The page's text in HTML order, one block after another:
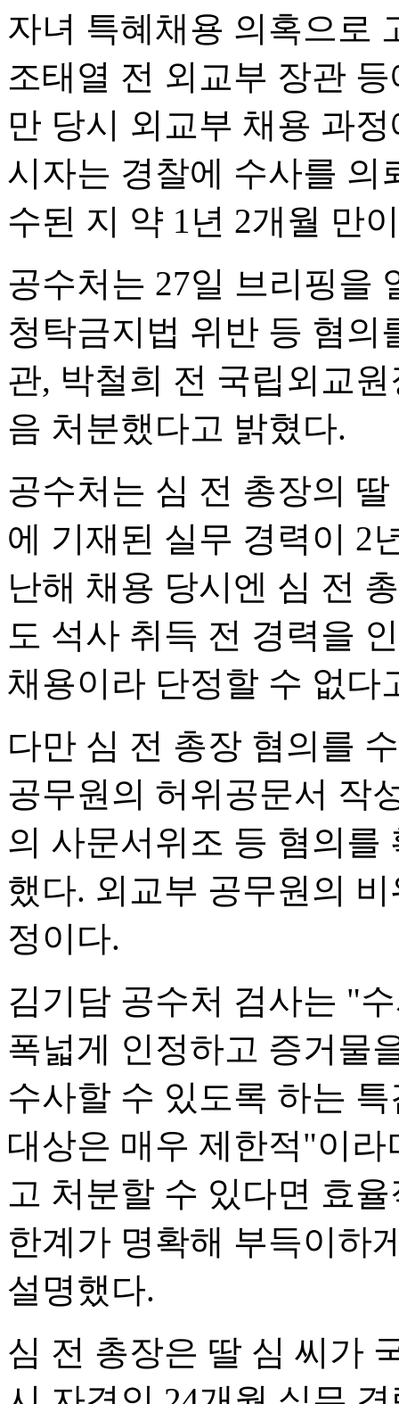
자녀 특혜채용 의혹으로
조태열 전 외교부 장관
만 당시 외교부 채용 과
시자는 경찰에 수사를 의
수된 지 약 1년 2개월 만
공수처는 27일 브리핑을
청탁금지법 위반 등 혐의
관, 박철희 전 국립외교
음 처분했다고 밝혔다.
공수처는 심 전 총장의
에 기재된 실무 경력이 2
난해 채용 당시엔 심 전
도 석사 취득 전 경력을
채용이라 단정할 수 없다
다만 심 전 총장 혐의를
공무원의 허위공문서 작
의 사문서위조 등 혐의를
했다. 외교부 공무원의
정이다.
김기담 공수처 검사는 "
폭넓게 인정하고 증거물
수사할 수 있도록 하는
대상은 매우 제한적"이
고 처분할 수 있다면 효
한계가 명확해 부득이하
설명했다.
심 전 총장은 딸 심 씨가